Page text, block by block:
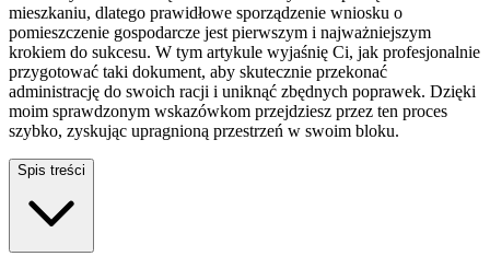
mieszkaniu, dlatego prawidłowe sporządzenie wniosku o
pomieszczenie gospodarcze jest pierwszym i najważniejszym
krokiem do sukcesu. W tym artykule wyjaśnię Ci, jak profesjonalnie
przygotować taki dokument, aby skutecznie przekonać
administrację do swoich racji i uniknąć zbędnych poprawek. Dzięki
moim sprawdzonym wskazówkom przejdziesz przez ten proces
szybko, zyskując upragnioną przestrzeń w swoim bloku.
Spis treści